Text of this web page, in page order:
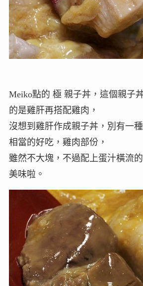
Meiko點的 極 親子丼，這個親子
的是雞肝再搭配雞肉，
沒想到雞肝作成親子丼，別有一
相當的好吃，雞肉部份，
雖然不大塊，不過配上蛋汁橫流
美味啦。